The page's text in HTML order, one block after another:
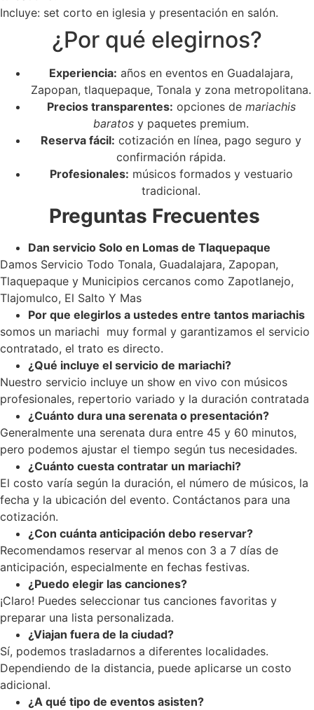
Incluye: set corto en iglesia y presentación en salón.
¿Por qué elegirnos?
Experiencia: años en eventos en Guadalajara,
Zapopan, tlaquepaque, Tonala y zona metropolitana.
Precios transparentes: opciones de mariachis
baratos y paquetes premium.
Reserva fácil: cotización en línea, pago seguro y
confirmación rápida.
Profesionales: músicos formados y vestuario
tradicional.
Preguntas Frecuentes
Dan servicio Solo en Lomas de Tlaquepaque
Damos Servicio Todo Tonala, Guadalajara, Zapopan,
Tlaquepaque y Municipios cercanos como Zapotlanejo,
Tlajomulco, El Salto Y Mas
Por que elegirlos a ustedes entre tantos mariachis
somos un mariachi muy formal y garantizamos el servicio
contratado, el trato es directo.
¿Qué incluye el servicio de mariachi?
Nuestro servicio incluye un show en vivo con músicos
profesionales, repertorio variado y la duración contratada
¿Cuánto dura una serenata o presentación?
Generalmente una serenata dura entre 45 y 60 minutos,
pero podemos ajustar el tiempo según tus necesidades.
¿Cuánto cuesta contratar un mariachi?
El costo varía según la duración, el número de músicos, la
fecha y la ubicación del evento. Contáctanos para una
cotización.
¿Con cuánta anticipación debo reservar?
Recomendamos reservar al menos con 3 a 7 días de
anticipación, especialmente en fechas festivas.
¿Puedo elegir las canciones?
¡Claro! Puedes seleccionar tus canciones favoritas y
preparar una lista personalizada.
¿Viajan fuera de la ciudad?
Sí, podemos trasladarnos a diferentes localidades.
Dependiendo de la distancia, puede aplicarse un costo
adicional.
¿A qué tipo de eventos asisten?